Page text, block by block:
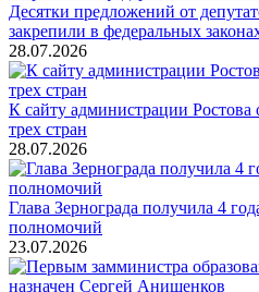
Десятки предложений от
закрепили в федеральных
28.07.2026
К сайту администрации Ростова
трех стран
28.07.2026
Глава Зернограда получила 4
полномочий
23.07.2026